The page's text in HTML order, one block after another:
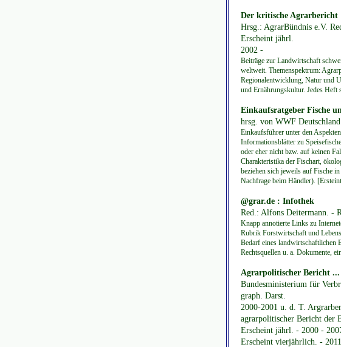
Der kritische Agrarbericht
Hrsg.: AgrarBündnis e.V.
Erscheint jährl.
2002 -
Beiträge zur Landwirtschaft
weltweit. Themenspektrum:
Regionalentwicklung, Natur und
und Ernährungskultur. Jedes
Einkaufsratgeber Fische
hrsg. von WWF
Einkaufsführer unter den
Informationsblätter zu
oder eher nicht bzw. auf keinen
Charakteristika der Fischart,
beziehen sich jeweils auf Fische
Nachfrage beim Händler).
@grar.de : Infothek
Red.: Alfons Deitermann. -
Knapp annotierte Links zu
Rubrik Forstwirtschaft und
Bedarf eines landwirtschaftlichen
Rechtsquellen u. a. Dokumente,
Agrarpolitischer Bericht
Bundesministerium für
graph. Darst.
2000-2001 u. d. T.
agrarpolitischer Bericht der
Erscheint jährl. - 2000 -
Erscheint vierjährlich. -